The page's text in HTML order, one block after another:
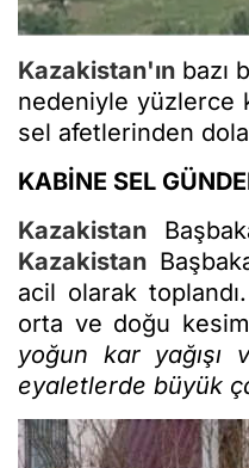
Kazakistan'ın bazı
nedeniyle yüzlerce
sel afetlerinden
KABİNE SEL
Kazakistan
Kazakistan
acil olarak
orta ve doğu
yoğun kar yağışı
eyaletlerde büyük